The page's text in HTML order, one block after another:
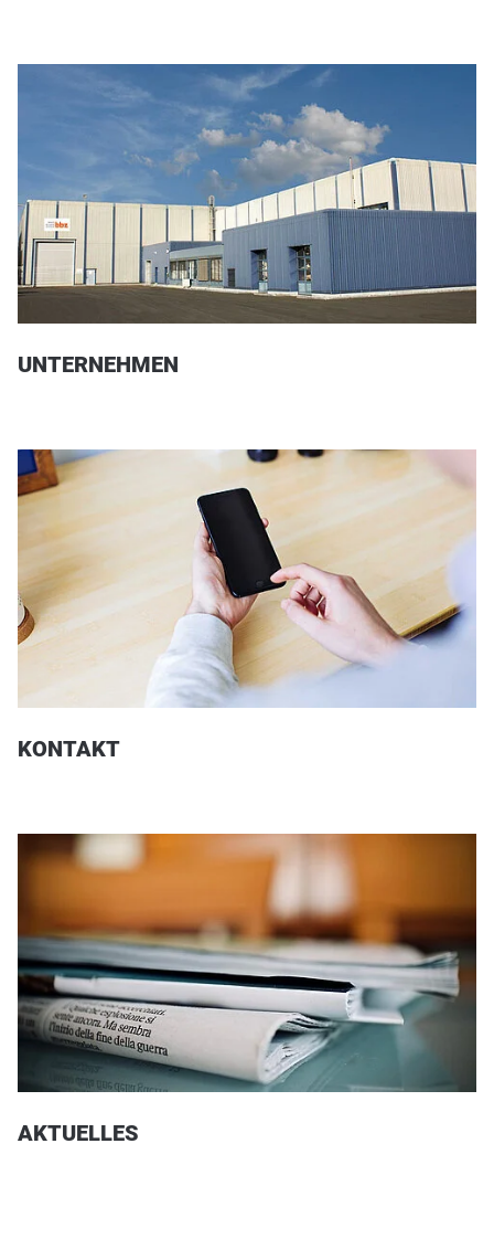
UNTERNEHMEN
KONTAKT
AKTUELLES